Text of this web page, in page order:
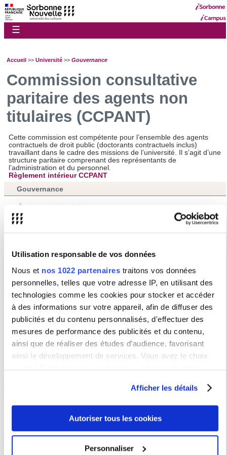
Utilisation responsable de vos données
Nous et nos 1022 partenaires traitons vos données
personnelles, telles que votre adresse IP, en utilisant des
technologies comme les cookies pour stocker et accéder
à des informations sur votre appareil, afin de diffuser des
publicités et du contenu personnalisés, d'effectuer des
mesures de performance des publicités et du contenu,
ainsi que de réaliser des études d’audience, favorisant
ainsi le développement de services. Vous avez le choix
quant à l'utilisation de vos données et à leurs finalités.
moment en consultant la Déclaration relative aux cookies
ou en cliquant sur l'icône de confidentialité.
Si vous le permettez, nous aimerions également :
Afficher les détails
Autoriser tous les cookies
Personnaliser
☰
Accueil >> Université >> Gouvernance
Commission consultative
paritaire des agents non
titulaires (CCPANT)
Cette commission est compétente pour l’ensemble des agents
contractuels de droit public (doctorants contractuels inclus)
travaillant dans le cadre des missions de l’université. Il s’agit d’une
structure paritaire comprenant des représentants de
l’administration et du personnel.
Règlement intérieur CCPANT
Gouvernance
Équipe présidentielle
Conseils centraux
Commissions
Documents de référence
Documents institutionnels
Délégations de signature
Décisions et arrêtés
Consulter les documents du CA
Télécharger le calendrier des instances